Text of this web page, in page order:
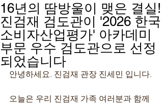
16년의 땀방울이 맺은 결실!
진검재 검도관이 '2026 한국
소비자산업평가' 아카데미
부문 우수 검도관으로 선정
되었습니다
안녕하세요. 진검재 관장 진세민 입니다.
오늘은 우리 진검재 가족 여러분과 함께